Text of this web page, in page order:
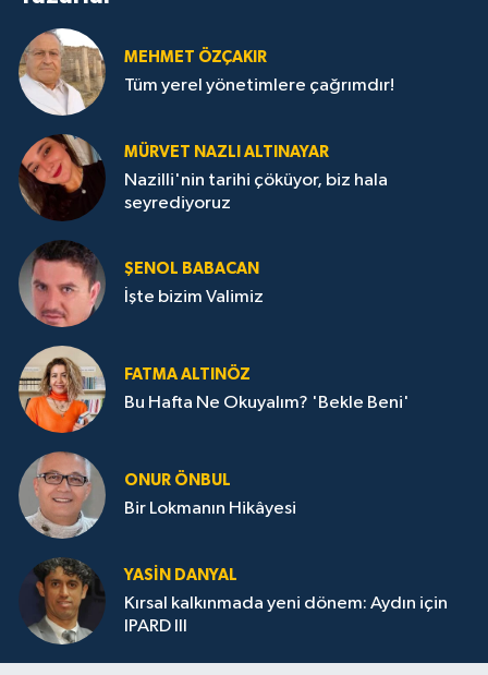
MEHMET ÖZÇAKIR
Tüm yerel yönetimlere çağrımdır!
MÜRVET NAZLI ALTINAYAR
Nazilli'nin tarihi çöküyor, biz hala
seyrediyoruz
ŞENOL BABACAN
İşte bizim Valimiz
FATMA ALTINÖZ
Bu Hafta Ne Okuyalım? 'Bekle Beni'
ONUR ÖNBUL
Bir Lokmanın Hikâyesi
YASIN DANYAL
Kırsal kalkınmada yeni dönem: Aydın için
IPARD III